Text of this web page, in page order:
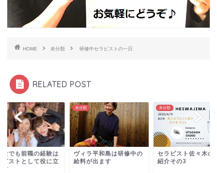
HOME 未分類 研修中セラピストの一日
RELATED POST
験でも前職の経験は
ピストとして役に立
す
未分類
ヴィラ平和島は研修中の
給料が出ます
未分類
セラピスト佐々木の
紹介その3